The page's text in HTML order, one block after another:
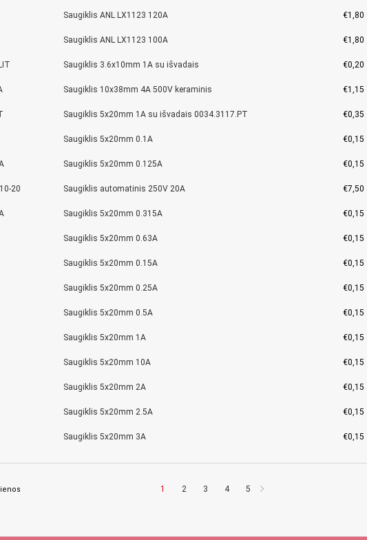
Saugiklis ANL LX1123 120A €1,80
Saugiklis ANL LX1123 100A €1,80
Saugiklis 3.6x10mm 1A su išvadais €0,20
Saugiklis 10x38mm 4A 500V keraminis €1,15
Saugiklis 5x20mm 1A su išvadais 0034.3117.PT €0,35
Saugiklis 5x20mm 0.1A €0,15
Saugiklis 5x20mm 0.125A €0,15
20 Saugiklis automatinis 250V 20A €7,50
Saugiklis 5x20mm 0.315A €0,15
Saugiklis 5x20mm 0.63A €0,15
Saugiklis 5x20mm 0.15A €0,15
Saugiklis 5x20mm 0.25A €0,15
Saugiklis 5x20mm 0.5A €0,15
Saugiklis 5x20mm 1A €0,15
Saugiklis 5x20mm 10A €0,15
Saugiklis 5x20mm 2A €0,15
Saugiklis 5x20mm 2.5A €0,15
Saugiklis 5x20mm 3A €0,15
1 2 3 4 5